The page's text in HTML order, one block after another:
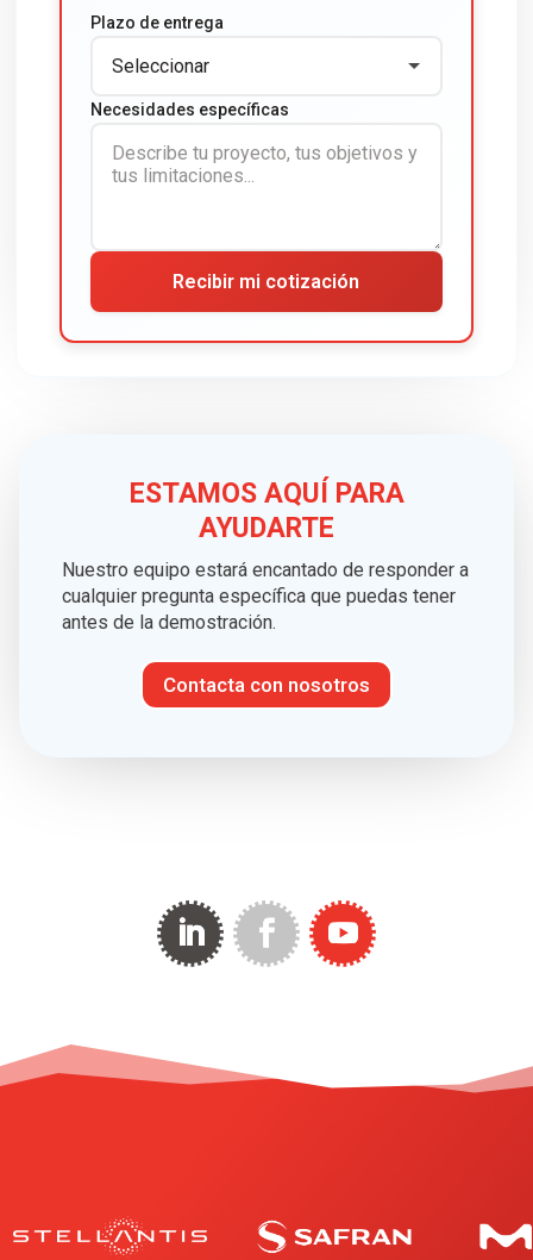
Plazo de entrega
Necesidades específicas
Recibir mi cotización
ESTAMOS AQUÍ PARA
AYUDARTE
Nuestro equipo estará encantado de responder a
cualquier pregunta específica que puedas tener
antes de la demostración.
Contacta con nosotros